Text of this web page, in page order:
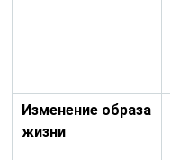
Изменение образа
жизни